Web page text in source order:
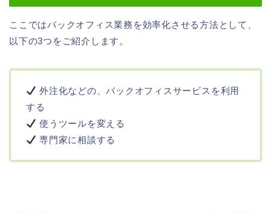
ここではバックオフィス業務を効率化させる方法として、
以下の3つをご紹介します。
外注化などの、バックオフィスサービスを利用
する
使うツールを変える
専門家に相談する